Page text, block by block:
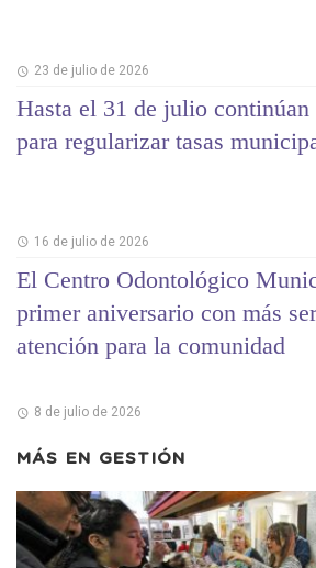
23 de julio de 2026
Hasta el 31 de julio
para regularizar tasas
16 de julio de 2026
El Centro Odontológico
primer aniversario con más
atención para la comunidad
8 de julio de 2026
MÁS EN GESTIÓN